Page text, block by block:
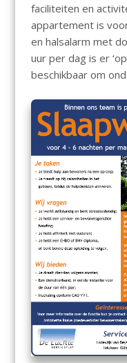
faciliteiten en
appartement is
en halsalarm met
uur per dag is er
beschikbaar om